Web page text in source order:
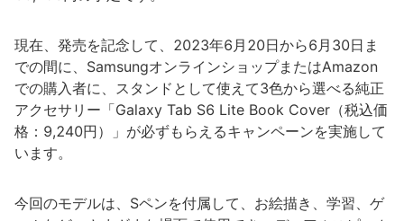
現在、発売を記念して、2023年6月20日から6月30日ま
での間に、SamsungオンラインショップまたはAmazon
での購入者に、スタンドとして使えて3色から選べる純正
アクセサリー「Galaxy Tab S6 Lite Book Cover（税込価
格：9,240円）」が必ずもらえるキャンペーンを実施して
います。
今回のモデルは、Sペンを付属して、お絵描き、学習、ゲ